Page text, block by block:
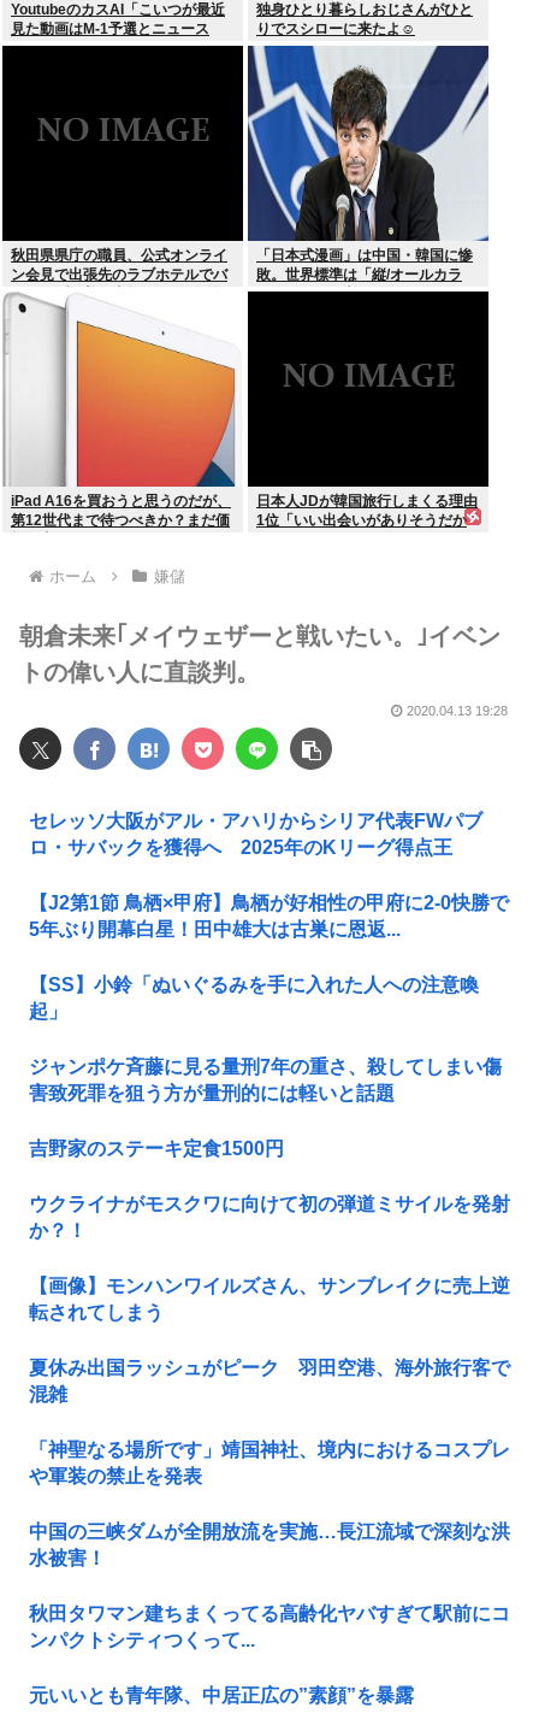
YoutubeのカスAI「こいつが最近
見た動画はM-1予選とニュース
か…」
独身ひとり暮らしおじさんがひと
りでスシローに来たよ☺
秋田県県庁の職員、公式オンライ
ン会見で出張先のラブホテルでバ
スローブを着て喫煙しながら登場
www
「日本式漫画」は中国・韓国に惨
敗。世界標準は「縦/オールカラ
ー」の”ウェブトゥーン”に
iPad A16を買おうと思うのだが、
第12世代まで待つべきか？まだ価
日本人JDが韓国旅行しまくる理由
1位「いい出会いがありそうだか
ホーム 嫌儲
朝倉未来｢メイウェザーと戦いたい。｣イベン
トの偉い人に直談判。
2020.04.13 19:28
セレッソ大阪がアル・アハリからシリア代表FWパブ
ロ・サバックを獲得へ 2025年のKリーグ得点王
【J2第1節 鳥栖×甲府】鳥栖が好相性の甲府に2-0快勝で
5年ぶり開幕白星！田中雄大は古巣に恩返...
【SS】小鈴「ぬいぐるみを手に入れた人への注意喚
起」
ジャンポケ斉藤に見る量刑7年の重さ、殺してしまい傷
害致死罪を狙う方が量刑的には軽いと話題
吉野家のステーキ定食1500円
ウクライナがモスクワに向けて初の弾道ミサイルを発射
か？！
【画像】モンハンワイルズさん、サンブレイクに売上逆
転されてしまう
夏休み出国ラッシュがピーク 羽田空港、海外旅行客で
混雑
「神聖なる場所です」靖国神社、境内におけるコスプレ
や軍装の禁止を発表
中国の三峡ダムが全開放流を実施…長江流域で深刻な洪
水被害！
秋田タワマン建ちまくってる高齢化ヤバすぎて駅前にコ
ンパクトシティつくって...
元いいとも青年隊、中居正広の”素顔”を暴露